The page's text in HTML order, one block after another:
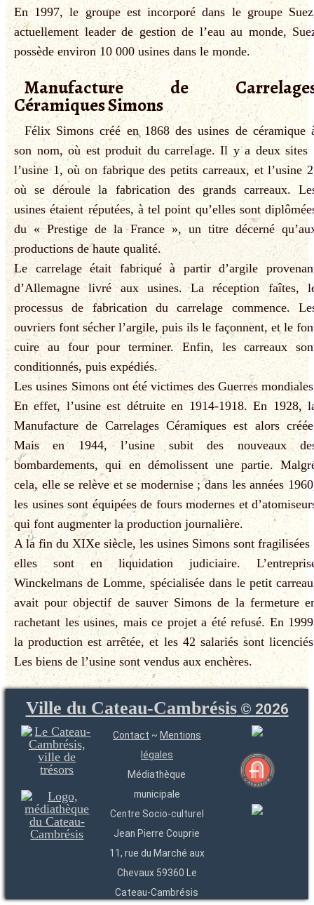
En 1997, le groupe est incorporé dans le groupe
actuellement leader de gestion de l’eau au monde,
possède environ 10 000 usines dans le monde.
Manufacture de
Céramiques Simons
Félix Simons créé en 1868 des usines de céramique
son nom, où est produit du carrelage. Il y a deux sites
l’usine 1, où on fabrique des petits carreaux, et l’usine
où se déroule la fabrication des grands carreaux.
usines étaient réputées, à tel point qu’elles sont
du « Prestige de la France », un titre décerné
productions de haute qualité.
Le carrelage était fabriqué à partir d’argile
d’Allemagne livré aux usines. La réception faîtes,
processus de fabrication du carrelage commence.
ouvriers font sécher l’argile, puis ils le façonnent, et le
cuire au four pour terminer. Enfin, les carreaux
conditionnés, puis expédiés.
Les usines Simons ont été victimes des Guerres
En effet, l’usine est détruite en 1914-1918. En 1928,
Manufacture de Carrelages Céramiques est alors
Mais en 1944, l’usine subit des nouveaux
bombardements, qui en démolissent une partie.
cela, elle se relève et se modernise ; dans les années
les usines sont équipées de fours modernes et
qui font augmenter la production journalière.
A la fin du XIXe siècle, les usines Simons sont fragilisées
elles sont en liquidation judiciaire.
Winckelmans de Lomme, spécialisée dans le petit
avait pour objectif de sauver Simons de la fermeture
rachetant les usines, mais ce projet a été refusé. En
la production est arrêtée, et les 42 salariés sont
Les biens de l’usine sont vendus aux enchères.
Ville du Cateau-Cambrésis© 2026
Contact ~ Mentions
légales
Médiathèque
municipale
Centre Socio-culturel
Jean Pierre Couprie
11, rue du Marché aux
Chevaux 59360 Le
Cateau-Cambrésis